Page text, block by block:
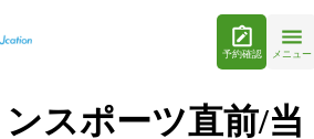
予約確認 メニュー
スポーツ直前/当